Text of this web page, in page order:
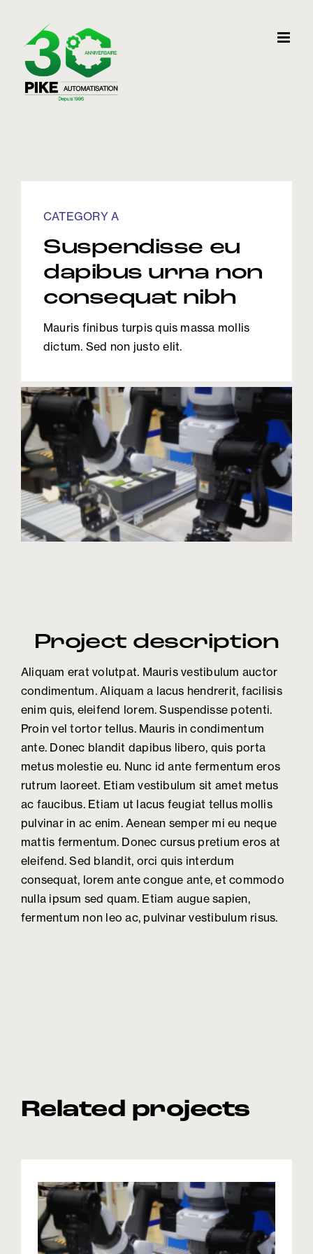
content
CATEGORY A
Suspendisse eu
dapibus urna non
consequat nibh
Mauris finibus turpis quis massa mollis
dictum. Sed non justo elit.
Project description
Aliquam erat volutpat. Mauris vestibulum auctor
condimentum. Aliquam a lacus hendrerit, facilisis
enim quis, eleifend lorem. Suspendisse potenti.
Proin vel tortor tellus. Mauris in condimentum
ante. Donec blandit dapibus libero, quis porta
metus molestie eu. Nunc id ante fermentum eros
rutrum laoreet. Etiam vestibulum sit amet metus
ac faucibus. Etiam ut lacus feugiat tellus mollis
pulvinar in ac enim. Aenean semper mi eu neque
mattis fermentum. Donec cursus pretium eros at
eleifend. Sed blandit, orci quis interdum
consequat, lorem ante congue ante, et commodo
nulla ipsum sed quam. Etiam augue sapien,
fermentum non leo ac, pulvinar vestibulum risus.
Related projects